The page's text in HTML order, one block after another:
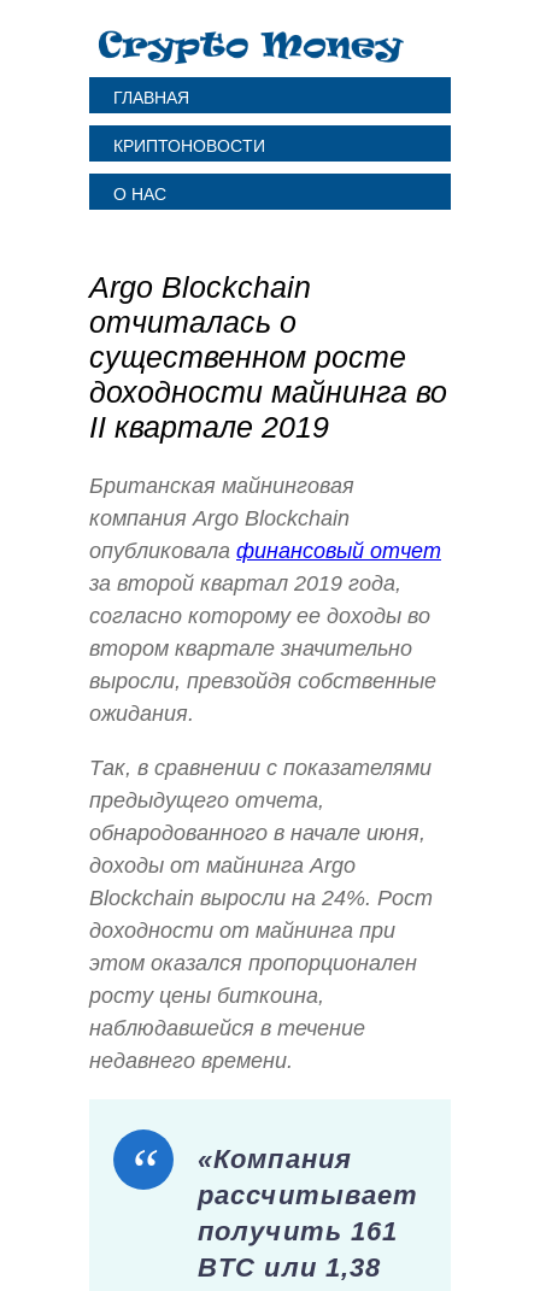
ГЛАВНАЯ
КРИПТОНОВОСТИ
О НАС
Argo Blockchain
отчиталась о
существенном росте
доходности майнинга во
II квартале 2019
Британская майнинговая
компания Argo Blockchain
опубликовала финансовый отчет
за второй квартал 2019 года,
согласно которому ее доходы во
втором квартале значительно
выросли, превзойдя собственные
ожидания.
Так, в сравнении с показателями
предыдущего отчета,
обнародованного в начале июня,
доходы от майнинга Argo
Blockchain выросли на 24%. Рост
доходности от майнинга при
этом оказался пропорционален
росту цены биткоина,
наблюдавшейся в течение
недавнего времени.
«Компания
рассчитывает
получить 161
BTC или 1,38